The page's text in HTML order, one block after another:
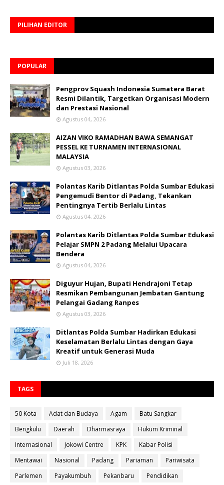
PILIHAN EDITOR
POPULAR
Pengprov Squash Indonesia Sumatera Barat
Resmi Dilantik, Targetkan Organisasi Modern
dan Prestasi Nasional
Agustus 04, 2026
AIZAN VIKO RAMADHAN BAWA SEMANGAT
PESSEL KE TURNAMEN INTERNASIONAL
MALAYSIA
Agustus 03, 2026
Polantas Karib Ditlantas Polda Sumbar Edukasi
Pengemudi Bentor di Padang, Tekankan
Pentingnya Tertib Berlalu Lintas
Agustus 04, 2026
Polantas Karib Ditlantas Polda Sumbar Edukasi
Pelajar SMPN 2 Padang Melalui Upacara
Bendera
Agustus 04, 2026
Diguyur Hujan, Bupati Hendrajoni Tetap
Resmikan Pembangunan Jembatan Gantung
Pelangai Gadang Ranpes
Agustus 03, 2026
Ditlantas Polda Sumbar Hadirkan Edukasi
Keselamatan Berlalu Lintas dengan Gaya
Kreatif untuk Generasi Muda
Juli 18, 2026
TAGS
50 Kota Adat dan Budaya Agam
Batu Sangkar
Bengkulu
Daerah Dharmasraya
Hukum Kriminal
Internasional
Jokowi Centre KPK
Kabar Polisi
Mentawai
Nasional Padang Pariaman
Pariwisata
Parlemen
Payakumbuh Pekanbaru Pendidikan